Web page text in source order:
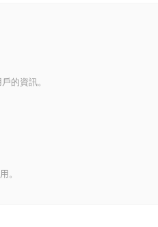
的資訊。
。